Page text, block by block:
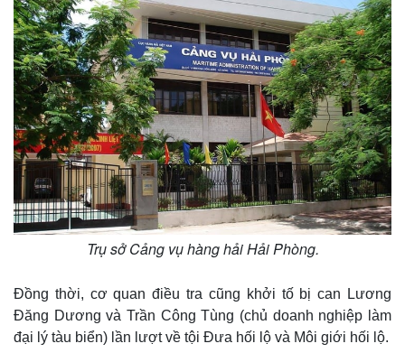
Trụ sở Cảng vụ hàng hải Hải Phòng.
Đồng thời, cơ quan điều tra cũng khởi tố bị can Lương
Đăng Dương và Trần Công Tùng (chủ doanh nghiệp làm
đại lý tàu biển) lần lượt về tội Đưa hối lộ và Môi giới hối lộ.